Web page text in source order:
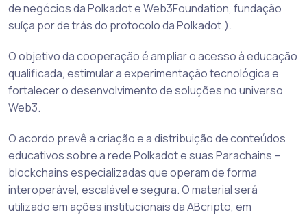
de negócios da Polkadot e Web3Foundation, fundação
suíça por de trás do protocolo da Polkadot.).
O objetivo da cooperação é ampliar o acesso à educação
qualificada, estimular a experimentação tecnológica e
fortalecer o desenvolvimento de soluções no universo
Web3.
O acordo prevê a criação e a distribuição de conteúdos
educativos sobre a rede Polkadot e suas Parachains –
blockchains especializadas que operam de forma
interoperável, escalável e segura. O material será
utilizado em ações institucionais da ABcripto, em